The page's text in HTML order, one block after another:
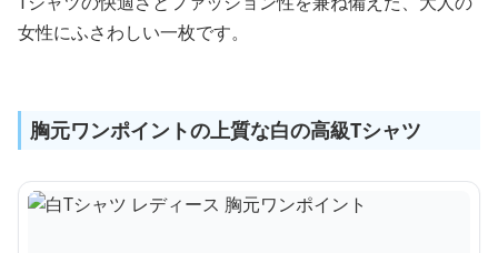
女性にふさわしい一枚です。
胸元ワンポイントの上質な白の高級Tシャツ